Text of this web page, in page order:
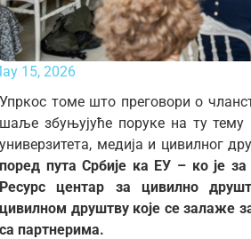
15, 2026
Упркос томе што преговори о
шаље збуњујуће поруке на ту тему
универзитета, медија и цивилног
поред пута Србије ка ЕУ – ко је за
Ресурс центар за цивилно
цивилном друштву које се залаже
са партнерима.